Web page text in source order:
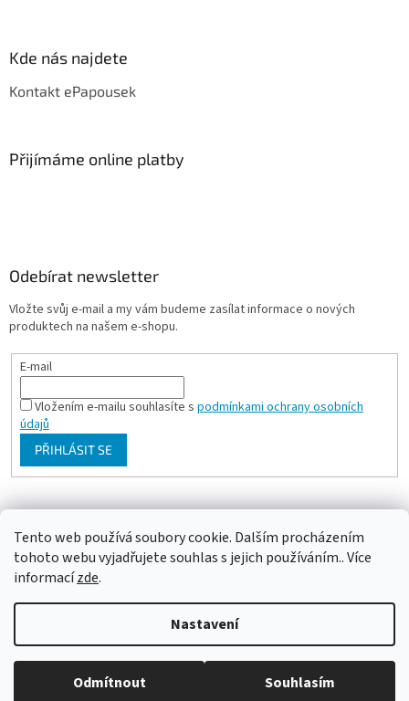
Tento web používá soubory cookie. Dalším procházením
tohoto webu vyjadřujete souhlas s jejich používáním.. Více
informacízde.
Nastavení
Odmítnout Souhlasím
Kde nás najdete
Kontakt ePapousek
Přijímáme online platby
Odebírat newsletter
Vložte svůj e-mail a my vám budeme zasílat informace o nových
produktech na našem e-shopu.
E-mail
Vložením e-mailu souhlasíte s podmínkami ochrany osobních
údajů
PŘIHLÁSIT SE
Copyright 2026ePapousek.cz. Všechna práva vyhrazena.Upravit